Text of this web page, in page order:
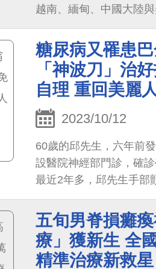
越南、緬甸、中國大陸
其中常裕富士機工公司
脊椎駝背側彎)」案例，
唯一)，感動與會的國際
糖尿病又罹患
「神波刀」治
自理 重回美麗
2023/10/12
60歲的邱先生，六年前
設醫院神經部門診，確
最近2年多，邱先生手部
作，生活多難以靠雙手
生。
五旬男脊損癱
療」獲新生 全
精準治療新救星